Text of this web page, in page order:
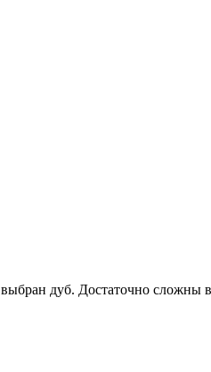
дуб. Достаточно сложны